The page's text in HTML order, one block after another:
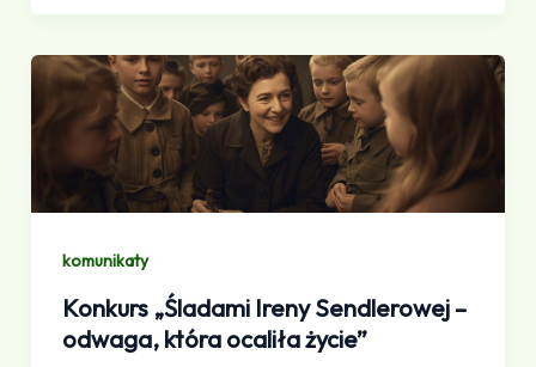
komunikaty
Konkurs „Śladami Ireny Sendlerowej –
odwaga, która ocaliła życie”